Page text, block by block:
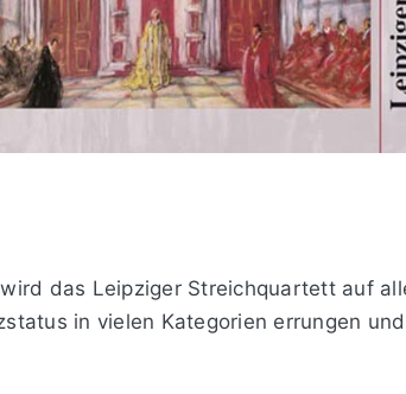
das Leipziger Streichquartett auf
in vielen Kategorien errungen